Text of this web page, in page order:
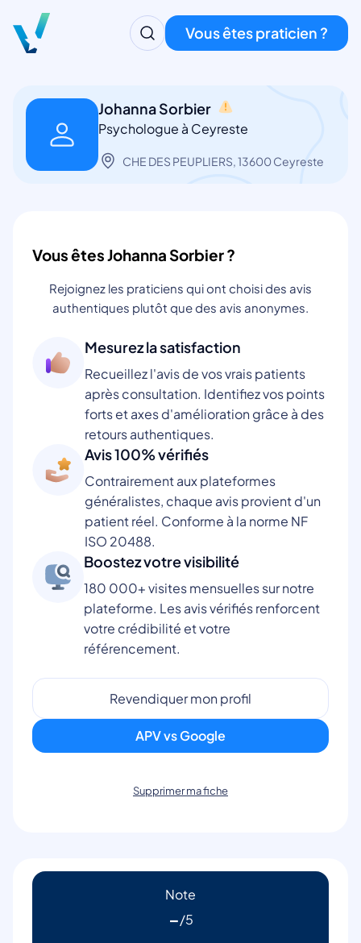
Vous êtes praticien ?
Johanna Sorbier
Psychologue à Ceyreste
CHE DES PEUPLIERS, 13600 Ceyreste
Vous êtes Johanna Sorbier ?
Rejoignez les praticiens qui ont choisi des avis
authentiques plutôt que des avis anonymes.
Mesurez la satisfaction
Recueillez l'avis de vos vrais patients
après consultation. Identifiez vos points
forts et axes d'amélioration grâce à des
retours authentiques.
Avis 100% vérifiés
Contrairement aux plateformes
généralistes, chaque avis provient d'un
patient réel. Conforme à la norme NF
ISO 20488.
Boostez votre visibilité
180 000+ visites mensuelles sur notre
plateforme. Les avis vérifiés renforcent
votre crédibilité et votre
référencement.
Revendiquer mon profil
APV vs Google
Supprimer ma fiche
Note
-